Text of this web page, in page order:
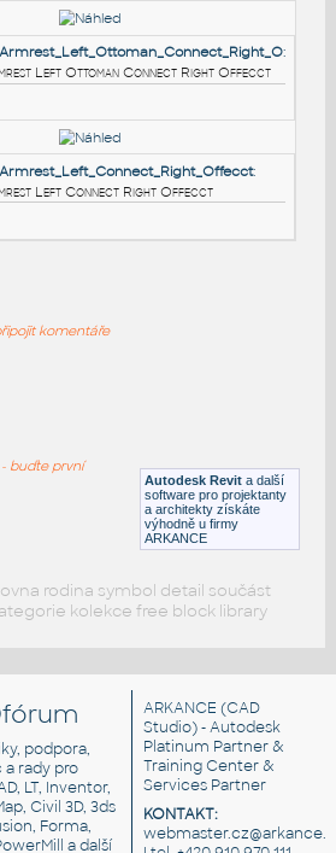
Armrest Right Connect Left Offecct
Armrest Left Table Connect Right Offecct
Armrest Left Connect Right Offecct
Autodesk Revit a další
software pro projektanty
a architekty získáte
výhodně u firmy
ARKANCE
komentáře
buďte první
rodina symbol detail součást
kolekce free block library
fórum
podpora,
rady pro
LT, Inventor,
Civil 3D, 3ds
Forma,
a další
ARKANCE (CAD
Studio) - Autodesk
Platinum Partner &
Training Center &
Services Partner
KONTAKT: